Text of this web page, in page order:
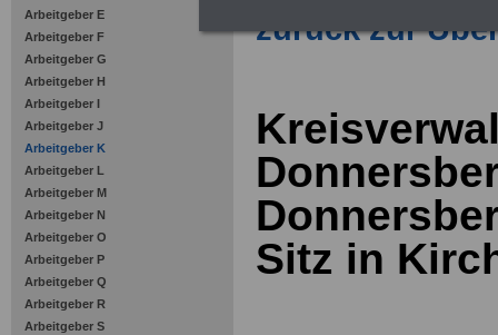
Arbeitgeber E
Arbeitgeber F
Arbeitgeber G
Arbeitgeber H
Arbeitgeber I
Arbeitgeber J
Arbeitgeber K
Arbeitgeber L
Arbeitgeber M
Arbeitgeber N
Arbeitgeber O
Arbeitgeber P
Arbeitgeber Q
Arbeitgeber R
Arbeitgeber S
zurück zur
Sitz in